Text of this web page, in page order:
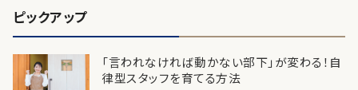
ピックアップ
「言われなければ動かない部下」が変わる！自
律型スタッフを育てる方法